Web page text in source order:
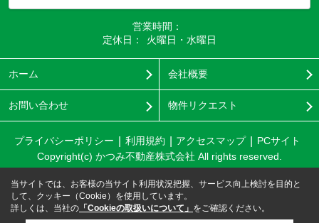
営業時間：
定休日：
火曜日・水曜日
ホーム 会社概要
お問い合わせ 物件リクエスト
プライバシーポリシー 利用規約 アクセスマップ
PCサイト
Copyright(c) かつみ不動産株式会社 All rights reserved.
当サイトでは、お客様の当サイト利用状況把握、サービス向上検討を目的と
して、クッキー（Cookie）を使用しています。
詳しくは、当社の 「Cookieの取扱いについて」 をご確認ください。